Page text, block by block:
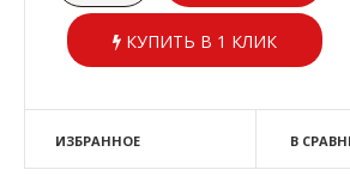
КУПИТЬ В 1 КЛИК
ИЗБРАННОЕ В